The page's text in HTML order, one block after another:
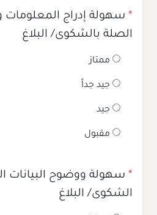
* سهولة إدراج المعلومات
الصلة بالشكوى/ البلاغ
ممتاز
جيد جداً
جيد
مقبول
* سهولة ووضوح البيانات
الشكوى/ البلاغ